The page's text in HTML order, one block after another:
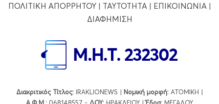
ΠΟΛΙΤΙΚΗ ΑΠΟΡΡΗΤΟΥ| ΤΑΥΤΟΤΗΤΑ | ΕΠΙΚΟΙΝΩΝΙΑ |
ΔΙΑΦΗΜΙΣΗ
Διακριτικός Τίτλος: IRAKLIONEWS | Νομική μορφή: ΑΤΟΜΙΚΗ |
Α.Φ.Μ.: 068148557 - ΔΟΥ: ΗΡΑΚΛΕΙΟΥ |Έδρα: ΜΕΓΑΛΟΥ